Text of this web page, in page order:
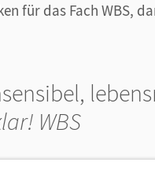
für das Fach WBS,
WBS